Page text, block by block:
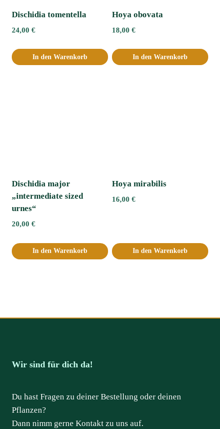
Dischidia tomentella
24,00 €
In den Warenkorb
Hoya obovata
18,00 €
In den Warenkorb
Dischidia major
„intermediate sized
urnes“
20,00 €
In den Warenkorb
Hoya mirabilis
16,00 €
In den Warenkorb
Wir sind für dich da!
Du hast Fragen zu deiner Bestellung oder deinen
Pflanzen?
Dann nimm gerne Kontakt zu uns auf.